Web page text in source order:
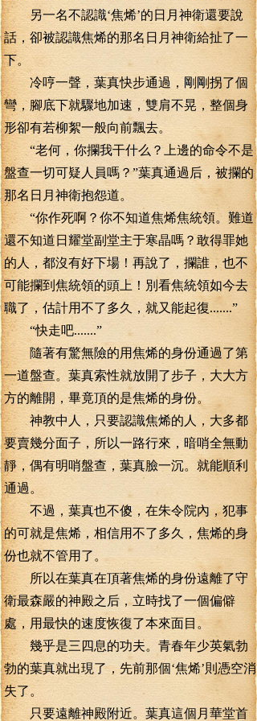
另一名不認識‘焦烯’的日月神衛還要說
話，卻被認識焦烯的那名日月神衛給扯了一
下。
冷哼一聲，葉真快步通過，剛剛拐了個
彎，腳底下就驟地加速，雙肩不晃，整個身
形卻有若柳絮一般向前飄去。
“老何，你攔我干什么？上邊的命令不是
盤查一切可疑人員嗎？”葉真通過后，被攔的
那名日月神衛抱怨道。
“你作死啊？你不知道焦烯焦統領。難道
還不知道日耀堂副堂主于寒晶嗎？敢得罪她
的人，都沒有好下場！再說了，攔誰，也不
可能攔到焦統領的頭上！別看焦統領如今去
職了，估計用不了多久，就又能起復.......”
“快走吧.......”
隨著有驚無險的用焦烯的身份通過了第
一道盤查。葉真索性就放開了步子，大大方
方的離開，畢竟頂的是焦烯的身份。
神教中人，只要認識焦烯的人，大多都
要賣幾分面子，所以一路行來，暗哨全無動
靜，偶有明哨盤查，葉真臉一沉。就能順利
通過。
不過，葉真也不傻，在朱令院內，犯事
的可就是焦烯，相信用不了多久，焦烯的身
份也就不管用了。
所以在葉真在頂著焦烯的身份遠離了守
衛最森嚴的神殿之后，立時找了一個偏僻
處，用最快的速度恢復了本來面目。
幾乎是三四息的功夫。青春年少英氣勃
勃的葉真就出現了，先前那個‘焦烯’則憑空消
失了。
只要遠離神殿附近。葉真這個月華堂首